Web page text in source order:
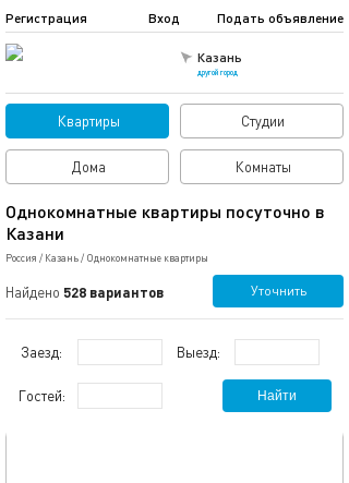
Казань
другой город
Подать объявление
Регистрация Вход
Квартиры Студии
Дома Комнаты
Однокомнатные квартиры посуточно в
Казани
Россия / Казань/ Однокомнатные квартиры
Найдено 528 вариантов Уточнить
Заезд: Выезд:
Гостей: Найти